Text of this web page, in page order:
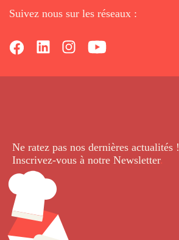
Suivez nous sur les réseaux :
Ne ratez pas nos dernières actualités !
Inscrivez-vous à notre Newsletter.